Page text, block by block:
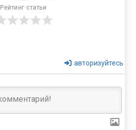
Рейтинг статьи
авторизуйтесь